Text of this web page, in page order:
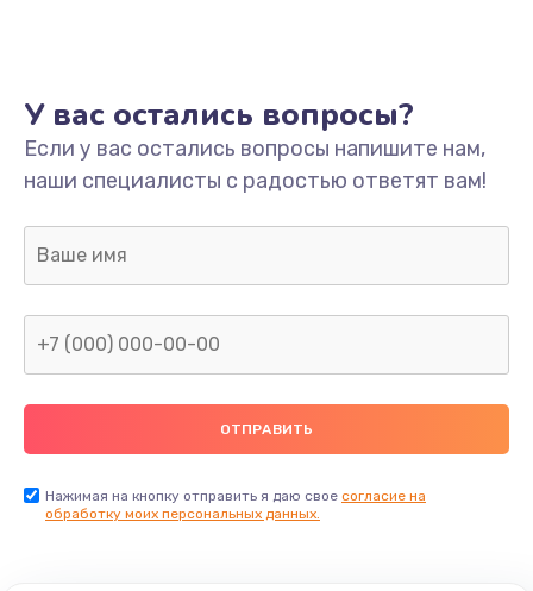
Замена/Pемонт карбюратора
1300 руб.
Заказать
Ремонт капиллярной трубки
400 руб.
Заказать
У вас остались вопросы?
Если у вас остались вопросы напишите нам,
наши специалисты с радостью ответят вам!
Нажимая на кнопку отправить я даю свое согласие на
обработку моих персональных данных.